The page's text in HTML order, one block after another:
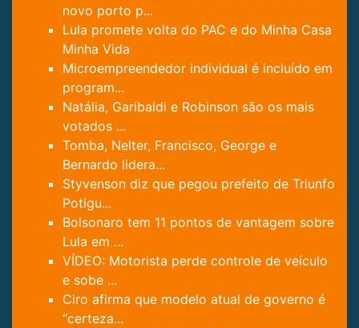
novo porto p...
Lula promete volta do PAC e do Minha Casa
Minha Vida
Microempreendedor individual é incluído em
program...
Natália, Garibaldi e Robinson são os mais
votados ...
Tomba, Nelter, Francisco, George e
Bernardo lidera...
Styvenson diz que pegou prefeito de Triunfo
Potigu...
Bolsonaro tem 11 pontos de vantagem sobre
Lula em ...
VÍDEO: Motorista perde controle de veículo
e sobe ...
Ciro afirma que modelo atual de governo é
“certeza...